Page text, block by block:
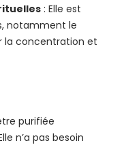
: Elle est
notamment le
la concentration et
purifiée
n’a pas besoin